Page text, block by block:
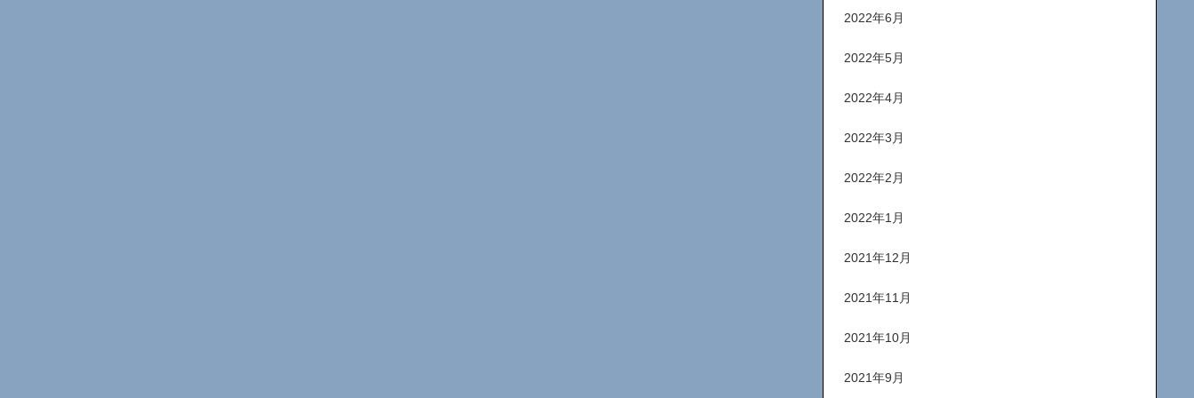
2022年6月
2022年5月
2022年4月
2022年3月
2022年2月
2022年1月
2021年12月
2021年11月
2021年10月
2021年9月